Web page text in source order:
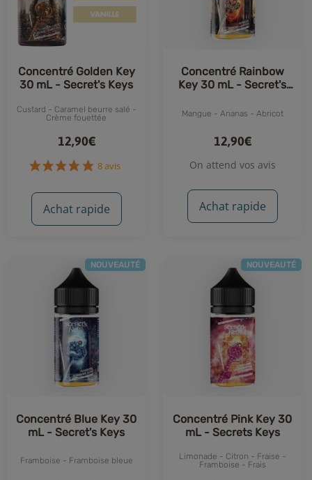
Concentré Golden Key
30 mL - Secret's Keys
Custard - Caramel beurre salé -
Crème fouettée
12,90€
Achat rapide
Concentré Rainbow
Key 30 mL - Secret's
Mangue - Ananas - Abricot
12,90€
On attend vos avis
Achat rapide
NOUVEAUTÉ
Concentré Blue Key 30
mL - Secret's Keys
Framboise - Framboise bleue
NOUVEAUTÉ
Concentré Pink Key 30
mL - Secrets Keys
Limonade - Citron - Fraise -
Framboise - Frais